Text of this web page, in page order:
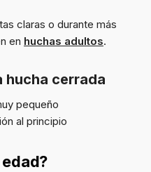
claras o durante más
en huchas adultos.
hucha cerrada
pequeño
al principio